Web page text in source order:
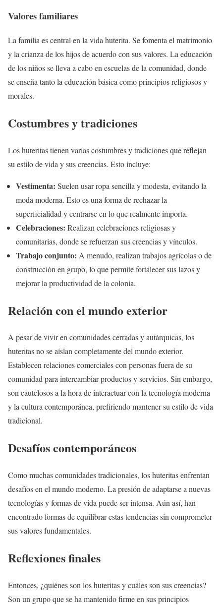
Valores familiares
La familia es central en la vida huterita. Se fomenta el matrimonio
y la crianza de los hijos de acuerdo con sus valores. La educación
de los niños se lleva a cabo en escuelas de la comunidad, donde
se enseña tanto la educación básica como principios religiosos y
morales.
Costumbres y tradiciones
Los huteritas tienen varias costumbres y tradiciones que reflejan
su estilo de vida y sus creencias. Esto incluye:
Vestimenta: Suelen usar ropa sencilla y modesta, evitando la
moda moderna. Esto es una forma de rechazar la
superficialidad y centrarse en lo que realmente importa.
Celebraciones: Realizan celebraciones religiosas y
comunitarias, donde se refuerzan sus creencias y vínculos.
Trabajo conjunto: A menudo, realizan trabajos agrícolas o de
construcción en grupo, lo que permite fortalecer sus lazos y
mejorar la productividad de la colonia.
Relación con el mundo exterior
A pesar de vivir en comunidades cerradas y autárquicas, los
huteritas no se aíslan completamente del mundo exterior.
Establecen relaciones comerciales con personas fuera de su
comunidad para intercambiar productos y servicios. Sin embargo,
son cautelosos a la hora de interactuar con la tecnología moderna
y la cultura contemporánea, prefiriendo mantener su estilo de vida
tradicional.
Desafíos contemporáneos
Como muchas comunidades tradicionales, los huteritas enfrentan
desafíos en el mundo moderno. La presión de adaptarse a nuevas
tecnologías y formas de vida puede ser intensa. Aún así, han
encontrado formas de equilibrar estas tendencias sin comprometer
sus valores fundamentales.
Reflexiones finales
Entonces, ¿quiénes son los huteritas y cuáles son sus creencias?
Son un grupo que se ha mantenido firme en sus principios